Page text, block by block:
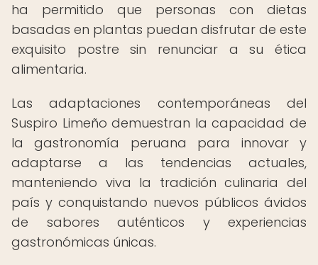
ha permitido que personas con dietas
basadas en plantas puedan disfrutar de este
exquisito postre sin renunciar a su ética
alimentaria.
Las adaptaciones contemporáneas del
Suspiro Limeño demuestran la capacidad de
la gastronomía peruana para innovar y
adaptarse a las tendencias actuales,
manteniendo viva la tradición culinaria del
país y conquistando nuevos públicos ávidos
de sabores auténticos y experiencias
gastronómicas únicas.